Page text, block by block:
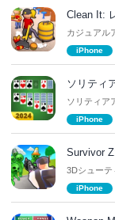
Clean It:
カジュアル
iPhone
ソリティ
ソリティア
iPhone
Survivor
3Dシューテ
iPhone